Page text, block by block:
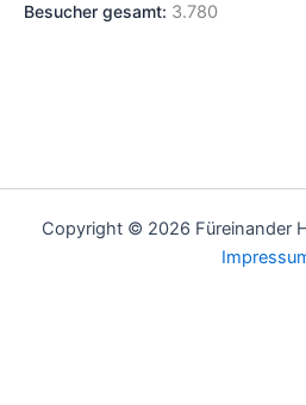
Besucher gesamt: 3.780
Copyright © 2026 Füreinander